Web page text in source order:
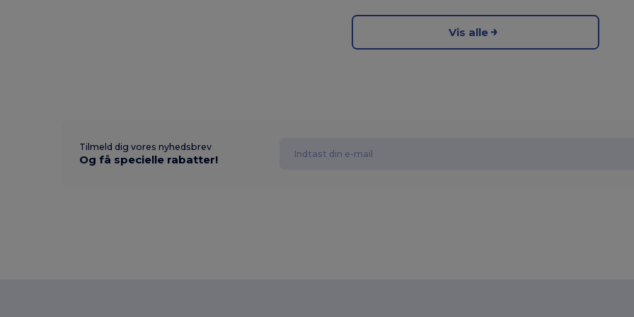
Vis alle
Tilmeld dig vores nyhedsbrev
Og få specielle rabatter!